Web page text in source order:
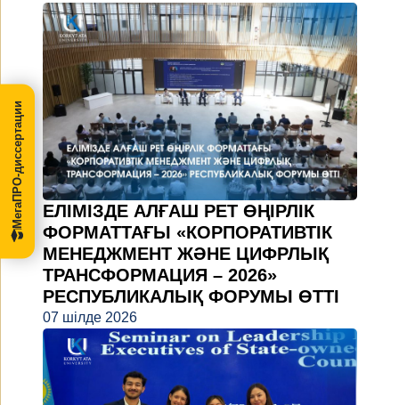
ЕЛІМІЗДЕ АЛҒАШ РЕТ ӨҢІРЛІК
ФОРМАТТАҒЫ «КОРПОРАТИВТІК
МЕНЕДЖМЕНТ ЖӘНЕ ЦИФРЛЫҚ
ТРАНСФОРМАЦИЯ – 2026»
РЕСПУБЛИКАЛЫҚ ФОРУМЫ ӨТТІ
07 шілде 2026
МегаПРО-диссертации